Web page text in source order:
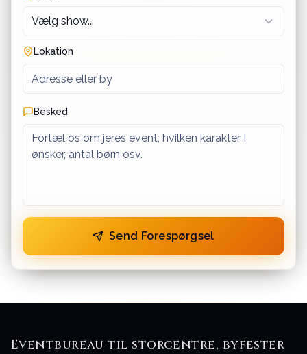
Lokation
Besked
Send Forespørgsel
Eventbureau til storcentre, byfester